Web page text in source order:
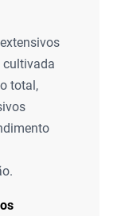
cultivada
total,